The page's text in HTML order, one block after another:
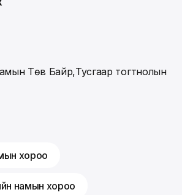
Төв Байр,Тусгаар тогтнолын
хороо
намын хороо